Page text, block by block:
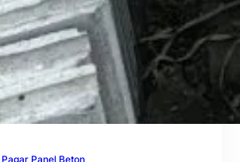
Pagar Panel Beton